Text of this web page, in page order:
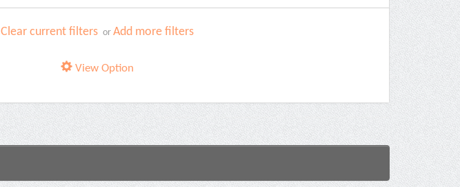
Clear current filters orAdd more filters
View Option